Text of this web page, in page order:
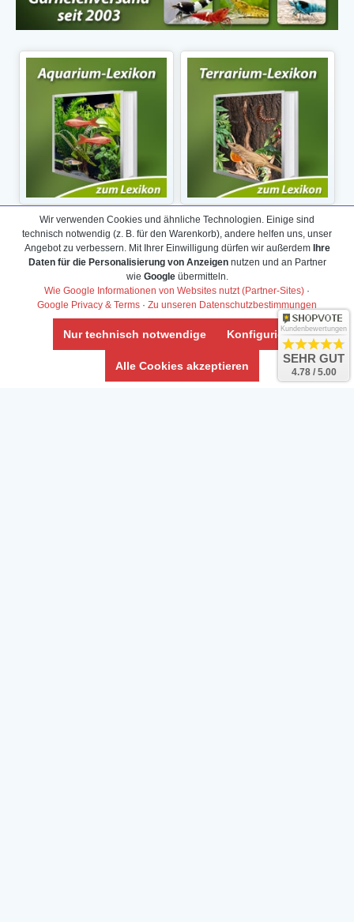
Wir verwenden Cookies und ähnliche Technologien. Einige sind
technisch notwendig (z. B. für den Warenkorb), andere helfen uns, unser
Angebot zu verbessern. Mit Ihrer Einwilligung dürfen wir außerdem Ihre
Daten für die Personalisierung von Anzeigennutzen und an Partner
wie Googleübermitteln.
Wie Google Informationen von Websites nutzt (Partner-Sites) ·
Google Privacy & Terms · Zu unseren Datenschutzbestimmungen
Nur technisch notwendige Konfigurieren
Alle Cookies akzeptieren
Kundenbewertungen
SEHR GUT
4.78 / 5.00